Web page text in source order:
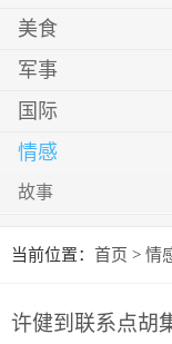
美食
军事
国际
情感
故事
当前位置： 首页 > 情
许健到联系点胡